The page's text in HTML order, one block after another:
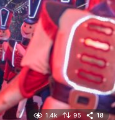
1.4k 95 18